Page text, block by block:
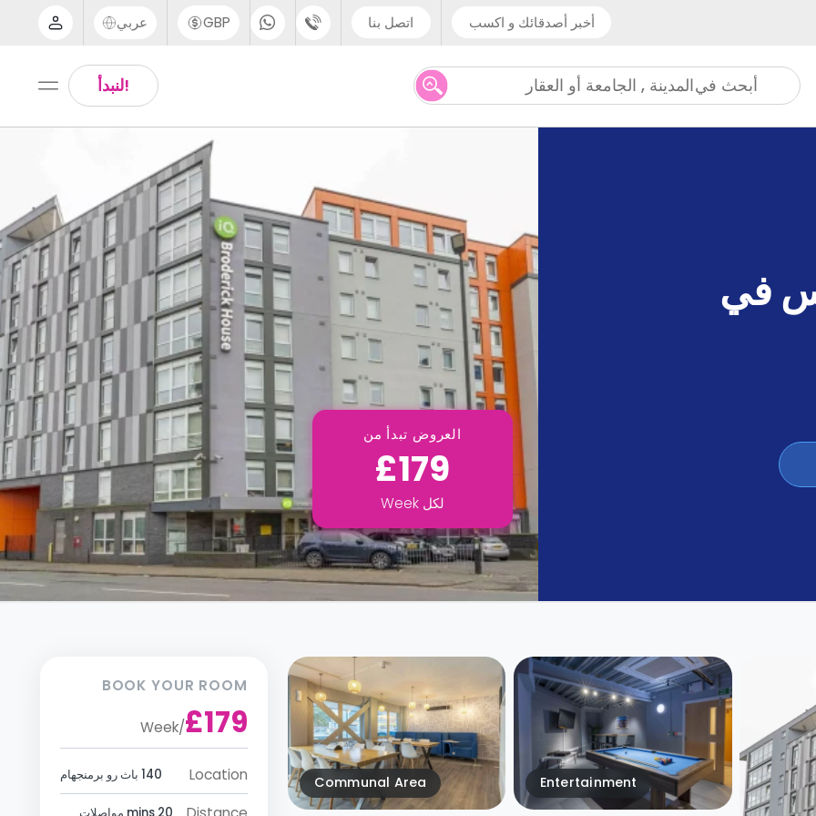
أخبر أصدقائك و اكسب اتصل بنا
UK - +44 (0) 20 3871 8666
IN - +91 (80) 3711 1326
US - +1 (646) 718 6172
GBP عربي
Arabic
Thai
!لنبدأ أبحث فيالمدينة , الجامعة أو العقار
في
العروض تبدأ من
£179
لكل Week
Entertainment
Communal Area
BOOK YOUR ROOM
£179
/
Week
Location 140 باث رو برمنجهام